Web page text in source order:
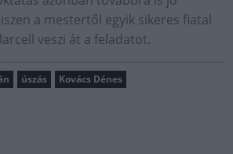
a mestertől egyik sikeres fiatal
veszi át a feladatot.
úszás Kovács Dénes